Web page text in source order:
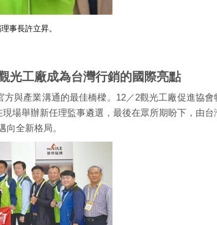
事長許立昇。
光工廠成為台灣行銷的國際亮點
與產業溝通的最佳橋樑。12／2觀光工廠促進協會
場舉辦新任理監事遴選，最後在眾所期盼下，由台
全新格局。